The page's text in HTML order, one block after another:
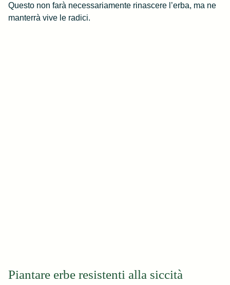
Questo non farà necessariamente rinascere l’erba, ma ne
manterrà vive le radici.
Piantare erbe resistenti alla siccità